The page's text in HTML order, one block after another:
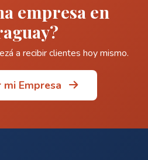
empresa en
a recibir clientes hoy mismo.
Empresa